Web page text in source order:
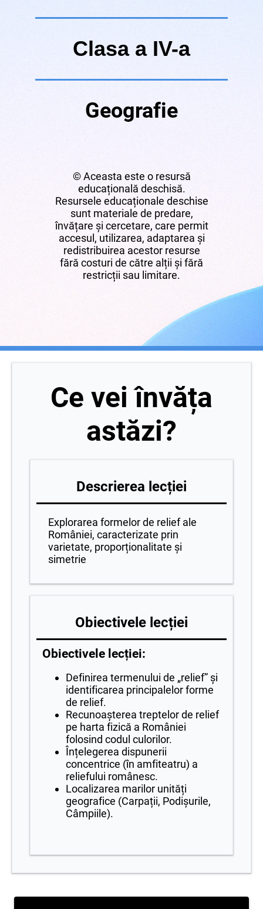
Clasa a IV-a
Geografie
© Aceasta este o resursă
educațională deschisă.
Resursele educaționale deschise
sunt materiale de predare,
învățare și cercetare, care permit
accesul, utilizarea, adaptarea și
redistribuirea acestor resurse
fără costuri de către alții și fără
restricții sau limitare.
Ce vei învăța
astăzi?
Descrierea lecției
Explorarea formelor de relief ale
României, caracterizate prin
varietate, proporționalitate și
simetrie
Obiectivele lecției
Obiectivele lecției:
Definirea termenului de „relief” și
identificarea principalelor forme
de relief.
Recunoașterea treptelor de relief
pe harta fizică a României
folosind codul culorilor.
Înțelegerea dispunerii
concentrice (în amfiteatru) a
reliefului românesc.
Localizarea marilor unități
geografice (Carpații, Podișurile,
Câmpiile).